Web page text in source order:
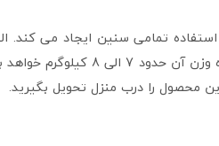
100 سانتی متر بوده در نتیجه فضای لازم را برای استفاده
مبل، در زمان استفاده ابعاد ذکر شده قابل تغییر خواهد بود. با
محصول را درب منزل تحویل بگیرید.